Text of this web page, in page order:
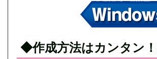
◆作成方法はカンタン